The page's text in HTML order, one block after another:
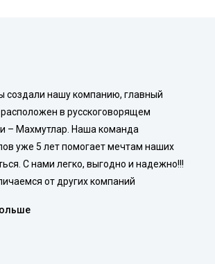
создали нашу компанию, главный
в русскоговорящем
– Махмутлар. Наша команда
уже 5 лет помогает мечтам наших
С нами легко, выгодно и надежно!!!
от других компаний